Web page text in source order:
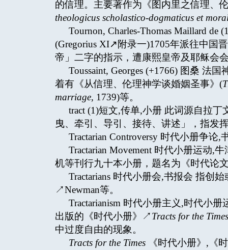
的信理。主要著作为《图内里之信理、
theologicus scholastico-dogmaticus et
Tournon, Charles-Thomas Maillard
(Gregorius XI↗附录一)1705年派往中国
帝」二字的指示，遭康熙皇帝及耶稣会
Toussaint, Georges (+1766) 图桑 法
着有《从信理、伦理神学谈婚姻圣事》(
marriage, 1739)等。
tract (1)短文,传单,小册 此词源自拉丁
曳、牵引、导引、接待、讲述」，指发
Tractarian Controversy 时代小册争论,
Tractarian Movement 时代小册运动,
机等刊行九十本小册，题名为《时代论
Tractarians 时代小册会,书报会 指创
↗Newman等。
Tractarianism 时代小册主义,时代小
出版的《时代小册》↗Tracts for the Times
中过度自由的现象。
Tracts for the Times
《时代小册》,《